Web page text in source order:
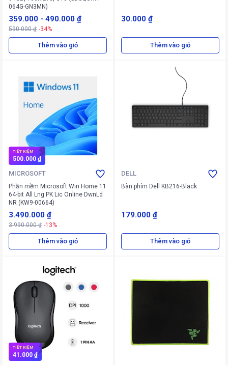
064G-GN3MN)
359.000 - 490.000 ₫
590.000 ₫ -34%
Thêm vào giỏ
30.000 ₫
Thêm vào giỏ
TIẾT KIỆM
500.000 ₫
MICROSOFT
Phần mềm Microsoft Win Home 11
64-bit All Lng PK Lic Online DwnLd
NR (KW9-00664)
3.490.000 ₫
3.990.000 ₫ -13%
Thêm vào giỏ
DELL
Bàn phím Dell KB216-Black
179.000 ₫
Thêm vào giỏ
TIẾT KIỆM
41.000 ₫